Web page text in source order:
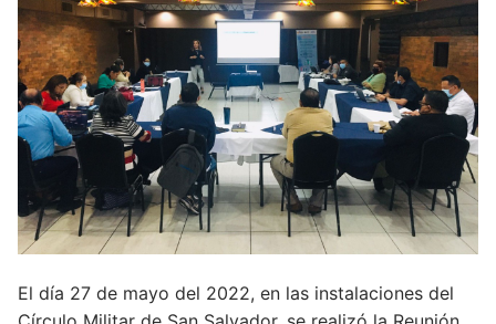
El día 27 de mayo del 2022, en las instalaciones del